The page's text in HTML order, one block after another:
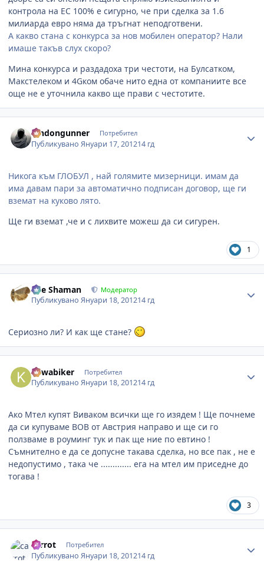
контрола на ЕС 100% е сигурно, че при сделка за 1.6
милиарда евро няма да тръгнат неподготвени.
А какво стана с конкурса за нов мобилен оператор? Нали
имаше такъв слух скоро?
Мина конкурса и раздадоха три честоти, на Булсатком,
Макстелеком и 4Gком обаче нито една от компаниите все
още не е уточнила какво ще прави с честотите.
londongunner Потребител
ПубликуваноЯнуари 17, 201214 гд
Никога към ГЛОБУЛ , най голямите мизерници. имам да
има давам пари за автоматично подписан договор, ще ги
вземат на куково лято.
Ще ги вземат ,че и с лихвите можеш да си сигурен.
1
The Shaman Модератор
ПубликуваноЯнуари 18, 201214 гд
Сериозно ли? И как ще стане?
kawabiker Потребител
ПубликуваноЯнуари 18, 201214 гд
Ако Мтел купят Виваком всички ще го изядем ! Ще почнеме
да си купуваме BOB от Австрия направо и ще си го
ползваме в роуминг тук и пак ще ние по евтино !
Съмнително е да се допусне такава сделка, но все пак , не е
недопустимо , така че ............. ега на мтел им приседне до
тогава !
3
carrot Потребител
ПубликуваноЯнуари 18, 201214 гд